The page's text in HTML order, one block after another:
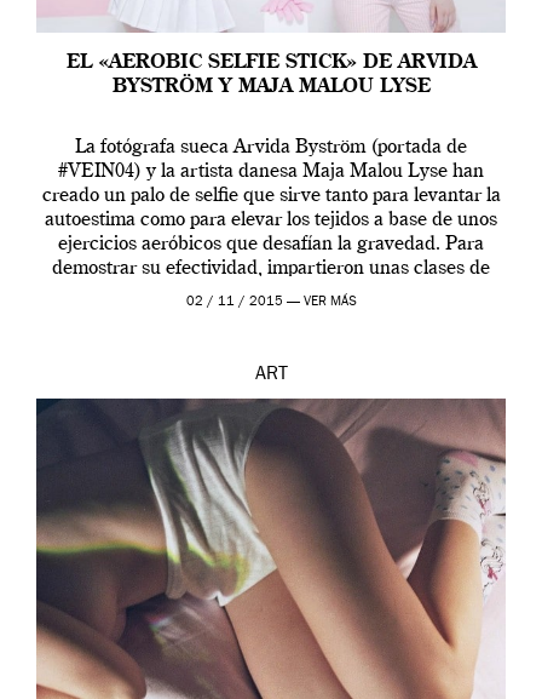
EL «AEROBIC SELFIE STICK» DE ARVIDA
BYSTRÖM Y MAJA MALOU LYSE
La fotógrafa sueca Arvida Byström (portada de
#VEIN04) y la artista danesa Maja Malou Lyse han
creado un palo de selfie que sirve tanto para levantar la
autoestima como para elevar los tejidos a base de unos
ejercicios aeróbicos que desafían la gravedad. Para
demostrar su efectividad, impartieron unas clases de
prueba en el Tate […]
02 / 11 / 2015 — VER MÁS
ART